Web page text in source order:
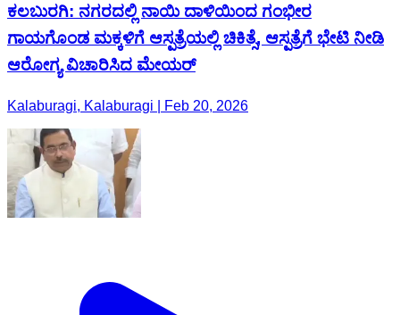
ಕಲಬುರಗಿ: ನಗರದಲ್ಲಿ ನಾಯಿ ದಾಳಿಯಿಂದ ಗಂಭೀರ
ಗಾಯಗೊಂಡ ಮಕ್ಕಳಿಗೆ ಆಸ್ಪತ್ರೆಯಲ್ಲಿ ಚಿಕಿತ್ಸೆ, ಆಸ್ಪತ್ರೆಗೆ ಭೇಟಿ ನೀಡಿ
ಆರೋಗ್ಯ ವಿಚಾರಿಸಿದ ಮೇಯರ್
Kalaburagi, Kalaburagi | Feb 20, 2026